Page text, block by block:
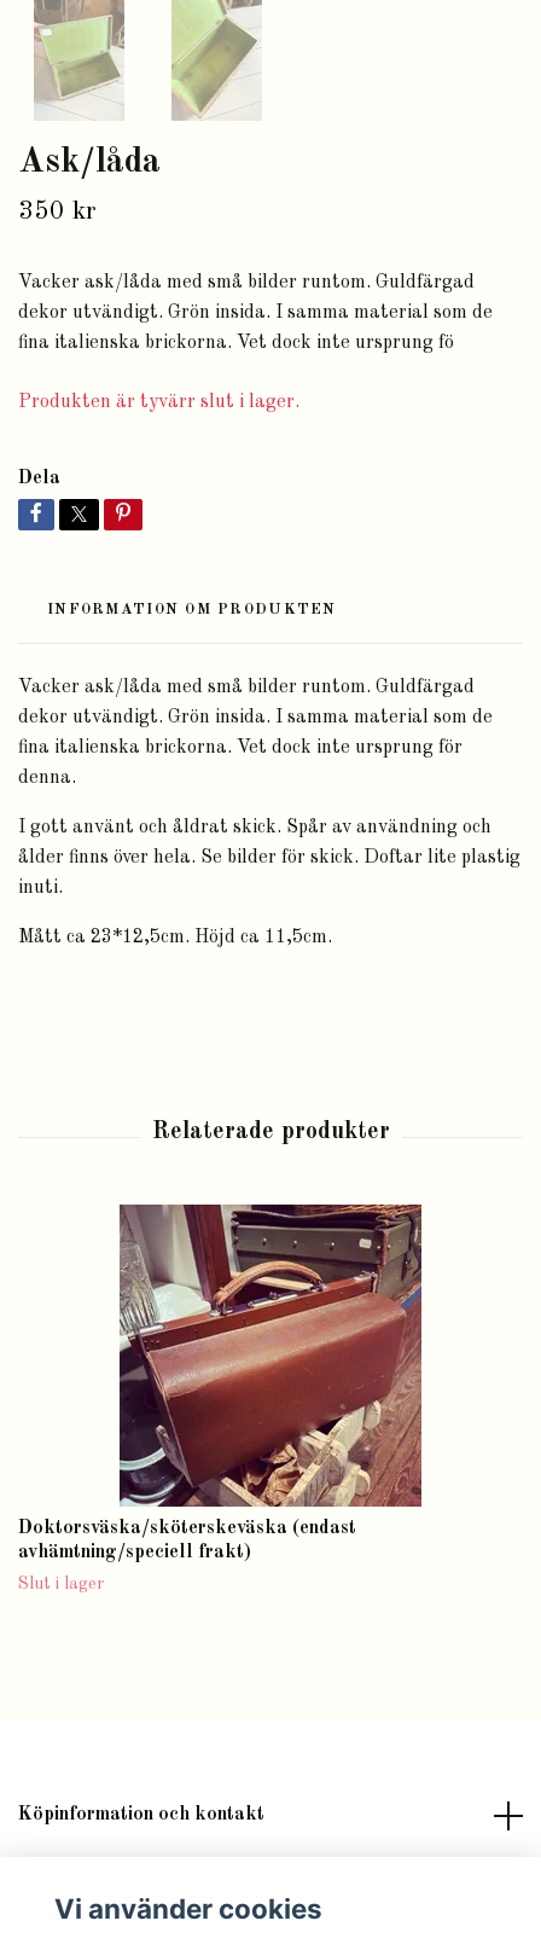
Ask/låda
350 kr
Vacker ask/låda med små bilder runtom. Guldfärgad
dekor utvändigt. Grön insida. I samma material som de
fina italienska brickorna. Vet dock inte ursprung fö
Produkten är tyvärr slut i lager.
Dela
INFORMATION OM PRODUKTEN
Vacker ask/låda med små bilder runtom. Guldfärgad
dekor utvändigt. Grön insida. I samma material som de
fina italienska brickorna. Vet dock inte ursprung för
denna.
I gott använt och åldrat skick. Spår av användning och
ålder finns över hela. Se bilder för skick. Doftar lite plastig
inuti.
Mått ca 23*12,5cm. Höjd ca 11,5cm.
Doktorsväska/sköterskeväska (endast
avhämtning/speciell frakt)
Slut i lager
Köpinformation och kontakt
Vi använder cookies